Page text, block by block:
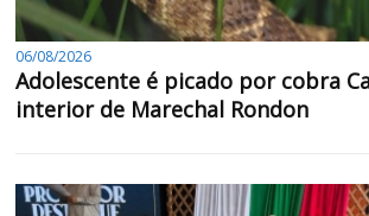
06/08/2026
Adolescente é picado por cobra
interior de Marechal Rondon